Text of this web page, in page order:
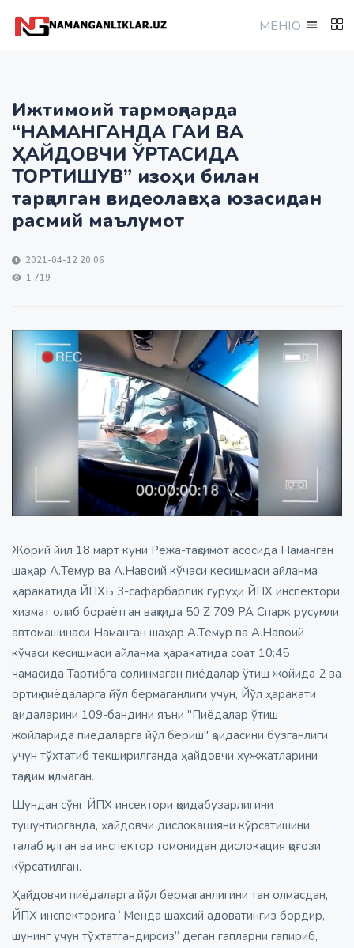
МEНЮ
Ижтимоий тармоқларда
“НАМАНГАНДА ГАИ ВА
ҲАЙДОВЧИ ЎРТАСИДА
ТОРТИШУВ” изоҳи билан
тарқалган видеолавҳа юзасидан
расмий маълумот
2021-04-12 20:06
1 719
Жорий йил 18 март куни Режа-тақсимот асосида Наманган
шаҳар А.Темур ва А.Навоий кўчаси кесишмаси айланма
ҳаракатида ЙПХБ 3-сафарбарлик гуруҳи ЙПХ инспектори
хизмат олиб бораётган вақтида 50 Z 709 PA Спарк русумли
автомашинаси Наманган шаҳар А.Темур ва А.Навоий
кўчаси кесишмаси айланма ҳаракатида соат 10:45
чамасида Тартибга солинмаган пиёдалар ўтиш жойида 2 ва
ортиқ пиёдаларга йўл бермаганлиги учун, Йўл ҳаракати
қоидаларини 109-бандини яъни "Пиёдалар ўтиш
жойларида пиёдаларга йўл бериш" қоидасини бузганлиги
учун тўхтатиб текширилганда ҳайдовчи хужжатларини
тақдим қилмаган.
Шундан сўнг ЙПХ инсектори қоидабузарлигини
тушунтирганда, ҳайдовчи дислокацияни кўрсатишини
талаб қилган ва инспектор томонидан дислокация қоғози
кўрсатилган.
Ҳайдовчи пиёдаларга йўл бермаганлигини тан олмасдан,
ЙПХ инспекторига “Менда шахсий адоватингиз бордир,
шунинг учун тўҳтатгандирсиз” деган гапларни гапириб,